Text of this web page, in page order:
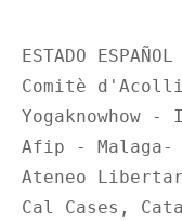
ESTADO ESPAÑOL
Comitè
Yogaknowhow
Afip - Malaga-
Ateneo
Cal Cases,